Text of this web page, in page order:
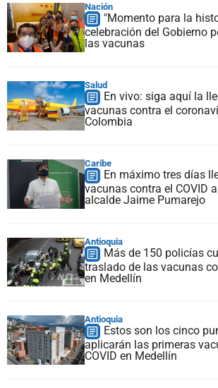
Nación
"Momento para la
celebración del Gobierno
las vacunas
Salud
En vivo: siga aquí la
vacunas contra el
Colombia
Caribe
En máximo tres días
vacunas contra el COVID
alcalde Jaime Pumarejo
Antioquia
Más de 150 policías
traslado de las vacunas
en Medellín
Antioquia
Estos son los cinco
aplicarán las primeras
COVID en Medellín